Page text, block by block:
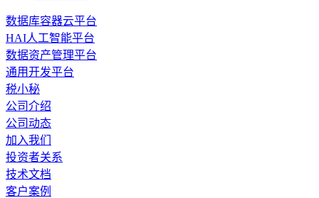
数据库容器云平台
HAI人工智能平台
数据资产管理平台
通用开发平台
税小秘
公司介绍
公司动态
加入我们
投资者关系
技术文档
客户案例